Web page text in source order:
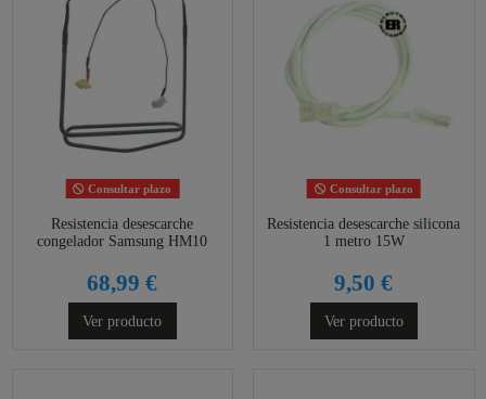
Consultar plazo
Resistencia desescarche
congelador Samsung HM10
68,99 €
Ver producto
Consultar plazo
Resistencia desescarche silicona
1 metro 15W
9,50 €
Ver producto